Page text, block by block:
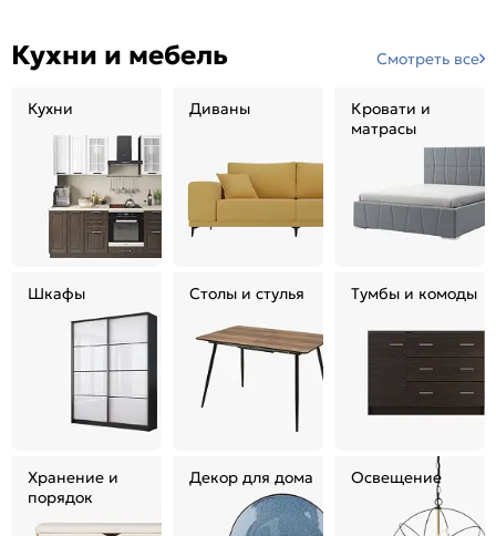
Кухни и мебель Смотреть все
Кухни Диваны
Кровати и
матрасы
Шкафы Столы и стулья Тумбы и комоды
Хранение и
порядок
Декор для дома Освещение